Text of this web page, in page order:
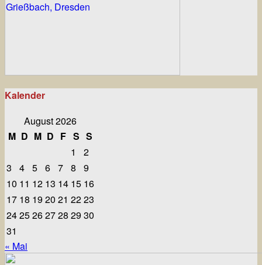
Kalender
August 2026
M D M D F S S
1
2
3
4 5 6 7 8
9
10 11 12 13 14 15 16
17 18 19 20 21 2223
2425262728 29 30
31
« Mai